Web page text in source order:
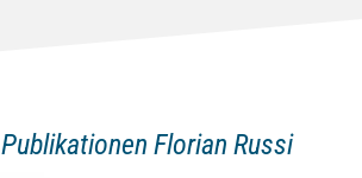
Florian Russi